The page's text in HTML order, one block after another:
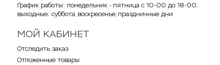
График работы: понедельник - пятница с 10-00 до 18-00;
выходные: суббота, воскресенье, праздничные дни
МОЙ КАБИНЕТ
Отследить заказ
Отложенные товары